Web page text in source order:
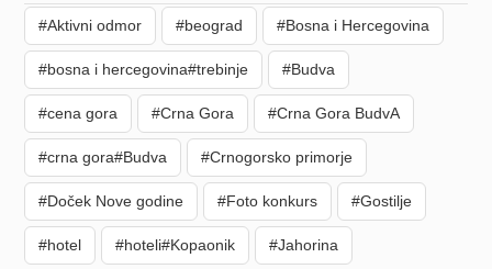
#Aktivni odmor #beograd #Bosna i Hercegovina
#bosna i hercegovina#trebinje #Budva
#cena gora #Crna Gora #Crna Gora BudvA
#crna gora#Budva #Crnogorsko primorje
#Doček Nove godine #Foto konkurs #Gostilje
#hotel #hoteli#Kopaonik #Jahorina